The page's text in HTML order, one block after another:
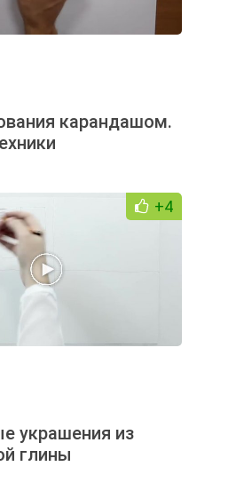
карандашом.
+4
украшения из
глины